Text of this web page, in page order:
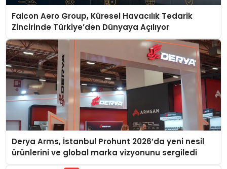
Falcon Aero Group, Küresel Havacılık Tedarik
Zincirinde Türkiye’den Dünyaya Açılıyor
Derya Arms, İstanbul Prohunt 2026’da yeni nesil
ürünlerini ve global marka vizyonunu sergiledi